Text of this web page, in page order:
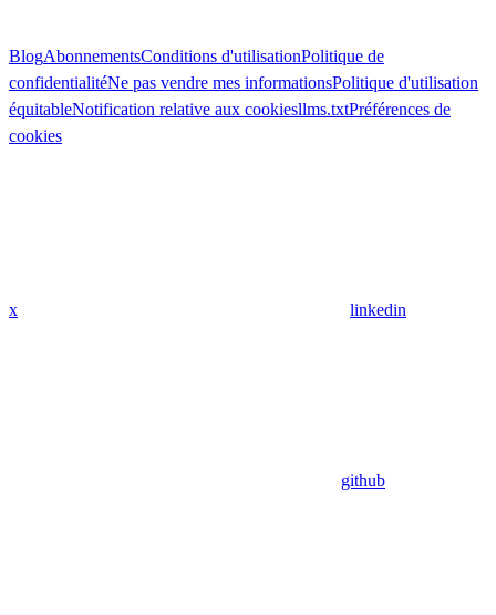
BlogAbonnementsConditions d'utilisationPolitique de
confidentialitéNe pas vendre mes informationsPolitique d'utilisation
équitableNotification relative aux cookiesllms.txtPréférences de
cookies
x linkedin
github